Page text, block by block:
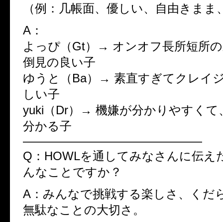
（例：几帳面、優しい、自由きまま
A：
よっぴ（Gt）→ オンオフ長所短所
倒見の良い子
ゆうと（Ba）→ 素直すぎてクレイ
しい子
yuki（Dr）→ 機嫌が分かりやすくて
分かる子
———————————————
Q：HOWLを通してみなさんに伝え
んなことですか？
A：みんなで挑戦する楽しさ、くだ
無駄なことの大切さ。